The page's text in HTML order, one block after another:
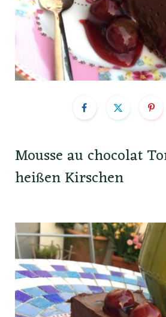
Mousse au chocolat
heißen Kirschen